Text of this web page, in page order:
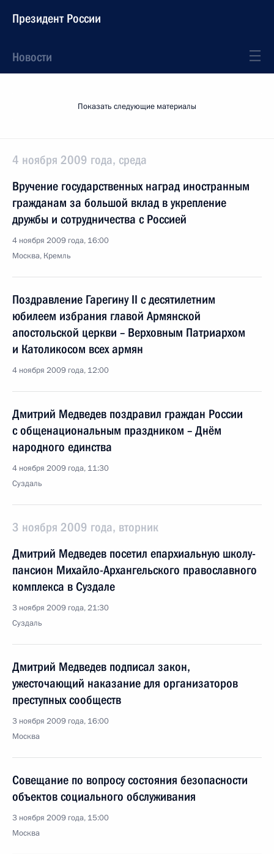
Президент России
Новости
Показать следующие материалы
4 ноября 2009 года, среда
Вручение государственных наград иностранным
гражданам за большой вклад в укрепление
дружбы и сотрудничества с Россией
4 ноября 2009 года, 16:00
Москва, Кремль
Поздравление Гарегину II с десятилетним
юбилеем избрания главой Армянской
апостольской церкви – Верховным Патриархом
и Католикосом всех армян
4 ноября 2009 года, 12:00
Дмитрий Медведев поздравил граждан России
с общенациональным праздником – Днём
народного единства
4 ноября 2009 года, 11:30
Суздаль
3 ноября 2009 года, вторник
Дмитрий Медведев посетил епархиальную школу-
пансион Михайло-Архангельского православного
комплекса в Суздале
3 ноября 2009 года, 21:30
Суздаль
Дмитрий Медведев подписал закон,
ужесточающий наказание для организаторов
преступных сообществ
3 ноября 2009 года, 16:00
Москва
Совещание по вопросу состояния безопасности
объектов социального обслуживания
3 ноября 2009 года, 15:00
Москва